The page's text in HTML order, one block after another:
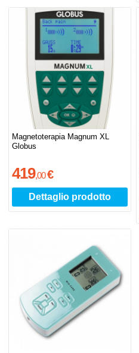
Magnetoterapia Magnum XL
Globus
419,00€
Dettaglio prodotto